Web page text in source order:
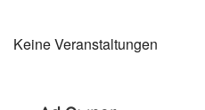
Keine Veranstaltungen